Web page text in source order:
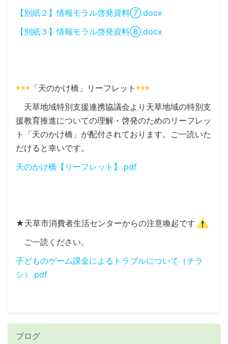
【別紙２】情報モラル啓発資料⑦.docx
【別紙３】情報モラル啓発資料⑧.docx
「天のかけ橋」リーフレット
天草地域特別支援連携協議会より天草地域の特別支
援教育推進についての理解・啓発のためのリーフレッ
ト「天のかけ橋」が配付されております。ご一読いた
だけると幸いです。
天のかけ橋【リーフレット】.pdf
★天草市消費者生活センターからの注意喚起です
ご一読ください。
子どものゲーム課金によるトラブルについて（チラ
シ）.pdf
ブログ